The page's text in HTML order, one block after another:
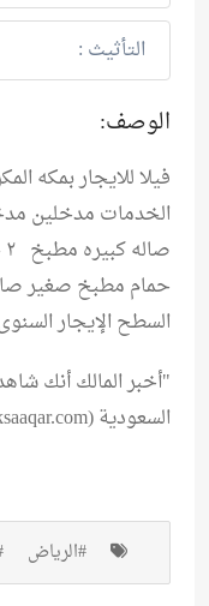
التأثيث :
الوصف:
فيلا للايجار بمكه
الخدمات مدخلين
حمام مطبخ صغير
السطح الإيجار السنوى
"أخبر المالك أنك
السعودية (ksaaqar.com)
#الرياض